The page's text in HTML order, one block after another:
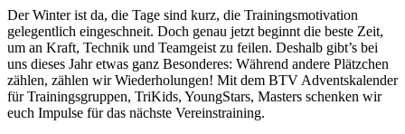
Der Winter ist da, die Tage sind kurz, die Trainingsmotivation
gelegentlich eingeschneit. Doch genau jetzt beginnt die beste Zeit,
um an Kraft, Technik und Teamgeist zu feilen. Deshalb gibt’s bei
uns dieses Jahr etwas ganz Besonderes: Während andere Plätzchen
zählen, zählen wir Wiederholungen! Mit dem BTV Adventskalender
für Trainingsgruppen, TriKids, YoungStars, Masters schenken wir
euch Impulse für das nächste Vereinstraining.